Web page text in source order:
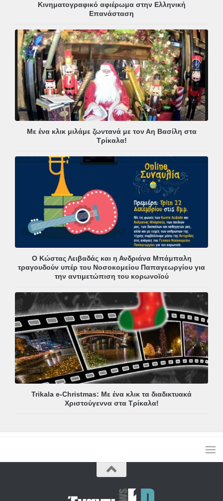
Κινηματογραφικό αφιέρωμα στην Ελληνική
Επανάσταση
Με ένα κλικ μιλάμε ζωντανά με τον Αη Βασίλη στα
Τρίκαλα!
Ο Κώστας Λειβαδάς και η Ανδριάνα Μπάμπαλη
τραγουδούν υπέρ του Νοσοκομείου Παπαγεωργίου για
την αντιμετώπιση του κορωνοϊού
Trikala e-Christmas: Με ένα κλικ τα διαδικτυακά
Χριστούγεννα στα Τρίκαλα!